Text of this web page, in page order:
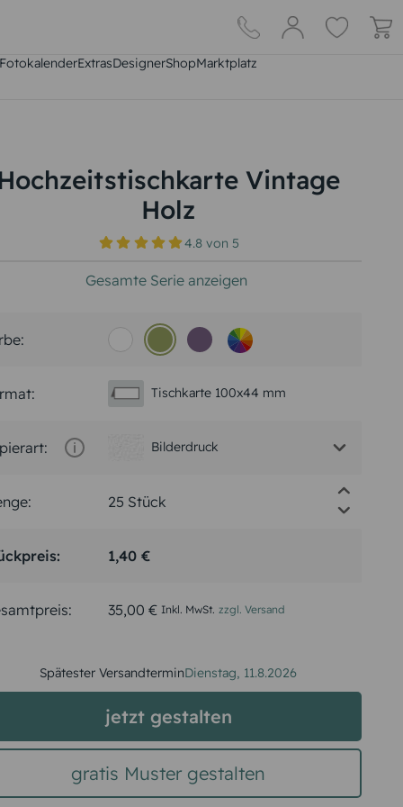
FotokalenderExtrasDesignerShopMarktplatz
Vintage
Holz
4.8von 5
Gesamte Serie anzeigen
Tischkarte 100x44 mm
Bilderdruck
1,40 €
35,00 € Inkl. MwSt. zzgl. Versand
Spätester VersandterminDienstag, 11.8.2026
jetzt gestalten
gratis Muster gestalten